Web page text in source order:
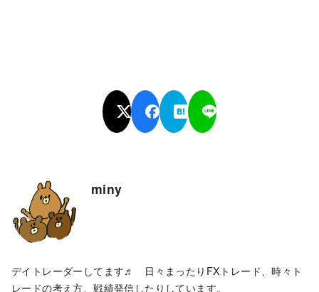
miny
デイトレーダーしてます♬ 日々まったりFXトレード、時々ト
レードの考え方、戦績発信したりしています。